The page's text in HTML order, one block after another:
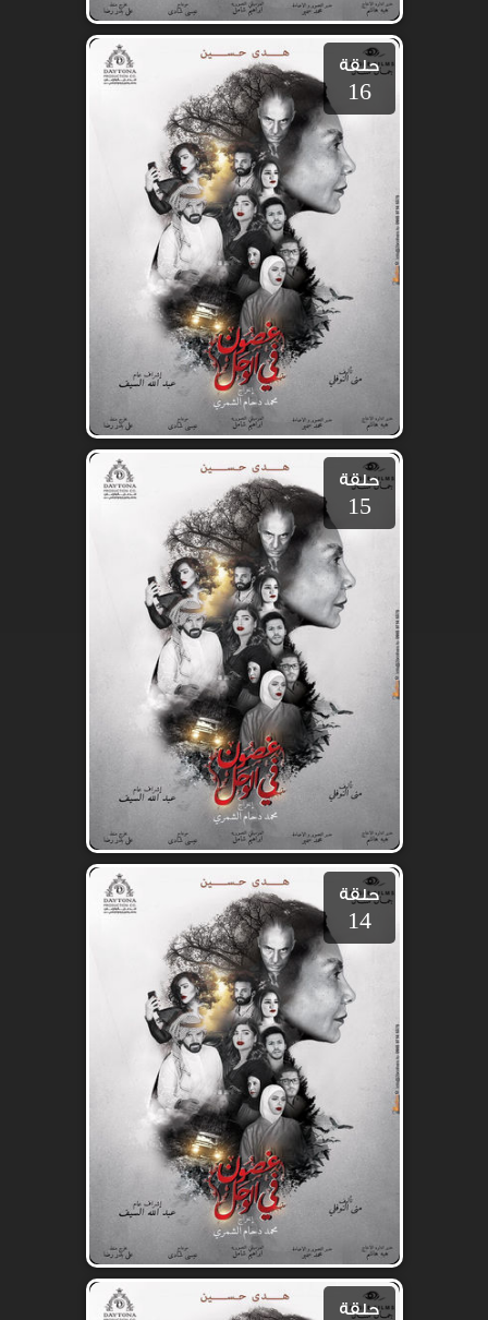
حلقة
16
حلقة
15
حلقة
14
حلقة